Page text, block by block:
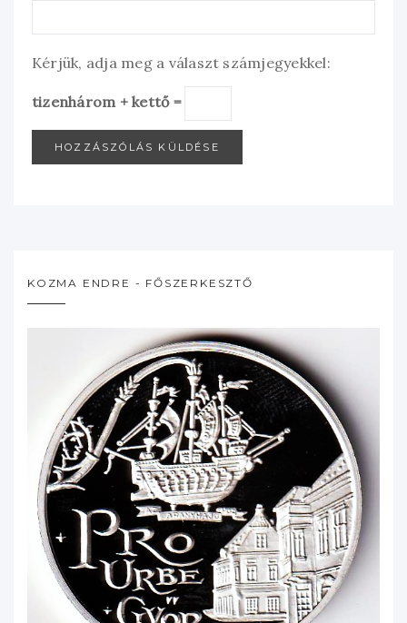
Kérjük, adja meg a választ számjegyekkel:
tizenhárom + kettő =
KOZMA ENDRE - FŐSZERKESZTŐ